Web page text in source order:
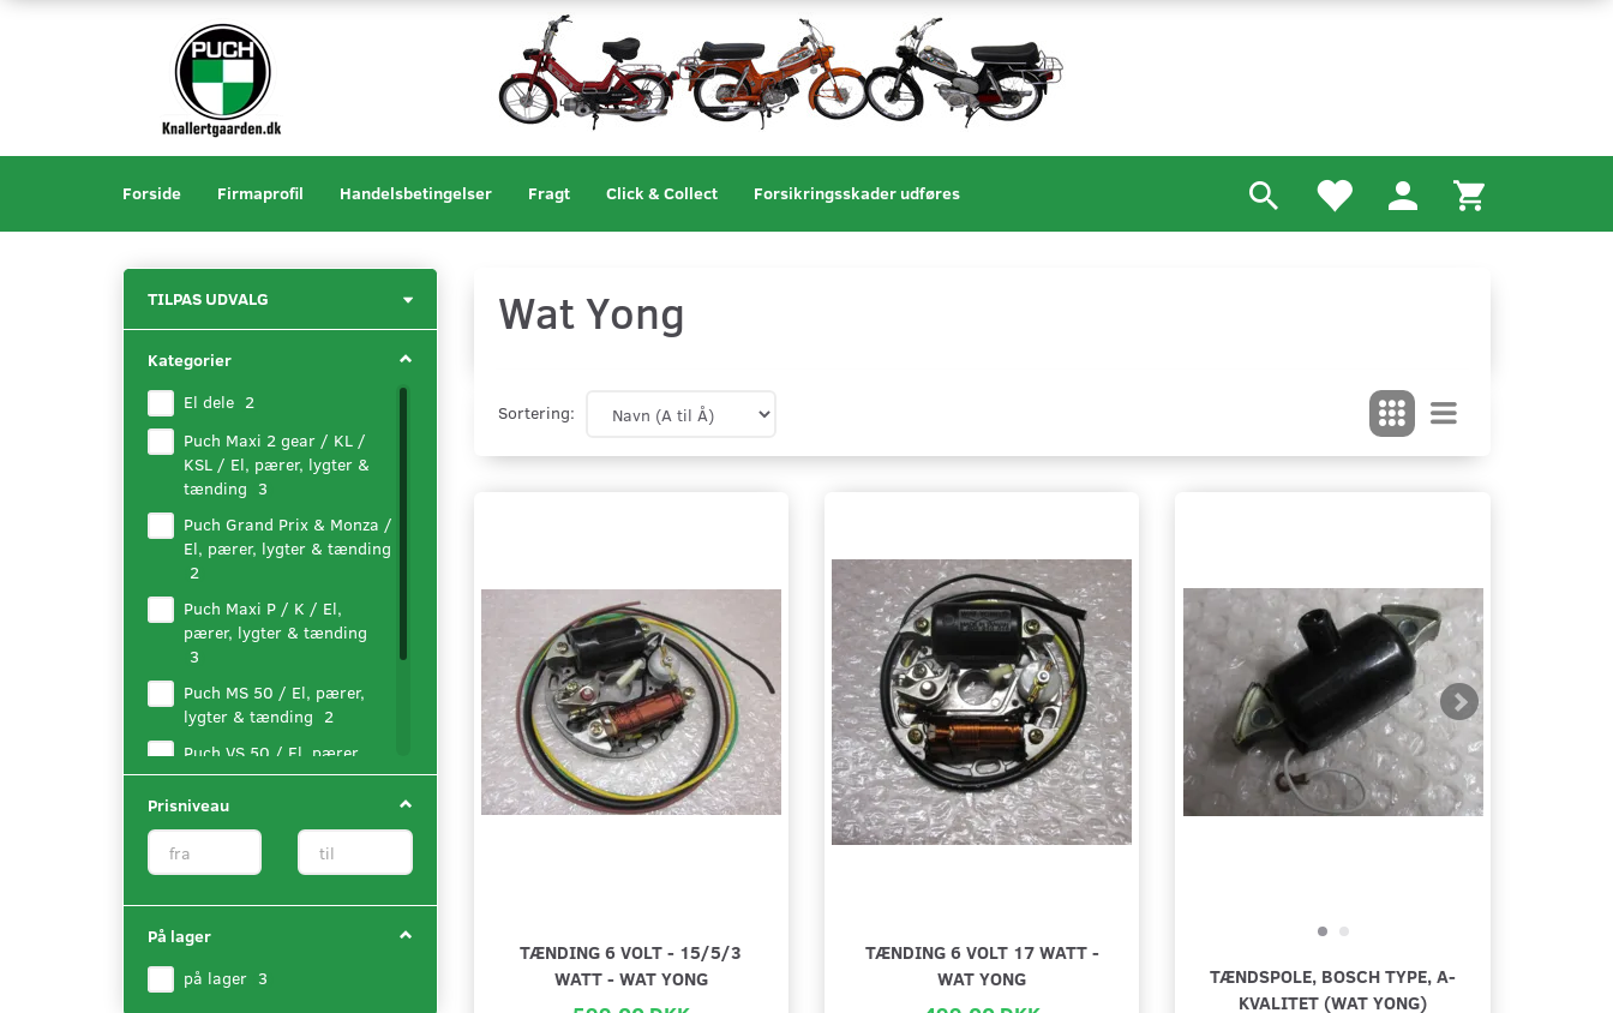
Forside Firmaprofil Handelsbetingelser Fragt Click & Collect Forsikringsskader udføres
TILPAS UDVALG
Kategorier
El dele 2
Puch Maxi 2 gear / KL /
KSL / El, pærer, lygter &
tænding 3
Puch Grand Prix & Monza /
El, pærer, lygter & tænding
2
Puch Maxi P / K / El,
pærer, lygter & tænding
3
Puch MS 50 / El, pærer,
lygter & tænding 2
Puch VS 50 / El, pærer,
lygter & tænding(2)
Puch VZ 50 - Flagskib VZ
50 / El, pærer, lygter &
tænding
Prisniveau
På lager
på lager 3
Wat Yong
Sortering:
TÆNDING 6 VOLT - 15/5/3
WATT - WAT YONG
TÆNDING 6 VOLT 17 WATT -
WAT YONG
TÆNDSPOLE, BOSCH TYPE, A-
KVALITET (WAT YONG)